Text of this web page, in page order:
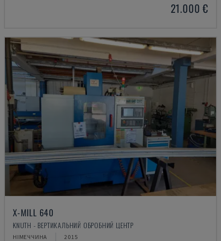
21.000 €
X-MILL 640
KNUTH - ВЕРТИКАЛЬНИЙ ОБРОБНИЙ ЦЕНТР
НІМЕЧЧИНА 2015